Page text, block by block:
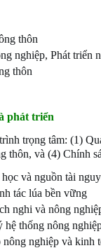
thôn
nghiệp, Phát triển
thôn
phát triển
trọng tâm: (1)
thôn, và (4) Chính
và nguồn tài
tác lúa bền vững
nghi và nông
hệ thống nông
nghiệp và kinh